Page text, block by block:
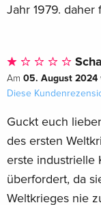
Jahr 1979.
Am 05. August 2024
Diese
Guckt euch
des ersten
erste industrielle
überfordert, da
Weltkrieges nie